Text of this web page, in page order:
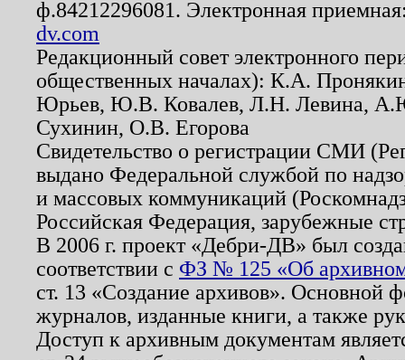
ф.84212296081. Электронная
dv.com
Редакционный совет электронного
общественных началах): К.А.
Юрьев, Ю.В. Ковалев, Л.Н. Левина,
Сухинин, О.В. Егорова
Свидетельство о регистрации СМИ
выдано Федеральной службой по
и массовых коммуникаций
Российская Федерация, зарубежные
В 2006 г. проект «Дебри-ДВ» был
соответствии с ФЗ № 125 «Об
ст. 13 «Создание архивов». Основной
журналов, изданные книги, а также
Доступ к архивным документам